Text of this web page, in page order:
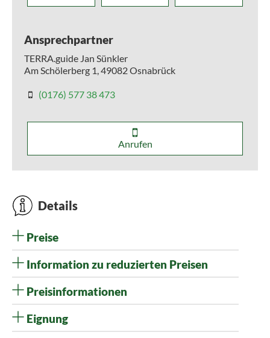
Ansprechpartner
TERRA.guide Jan Sünkler
Am Schölerberg 1, 49082Osnabrück
(0176) 577 38 473
Anrufen
Details
Preise
Information zu reduzierten Preisen
Preisinformationen
Eignung